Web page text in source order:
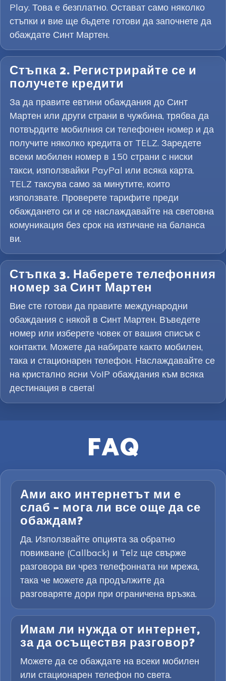
Play. Това е безплатно. Остават само няколко
стъпки и вие ще бъдете готови да започнете да
обаждате Синт Мартен.
Стъпка 2. Регистрирайте се и
получете кредити
За да правите евтини обаждания до Синт
Мартен или други страни в чужбина, трябва да
потвърдите мобилния си телефонен номер и да
получите няколко кредита от TELZ. Заредете
всеки мобилен номер в 150 страни с ниски
такси, използвайки PayPal или всяка карта.
TELZ таксува само за минутите, които
използвате. Проверете тарифите преди
обаждането си и се наслаждавайте на световна
комуникация без срок на изтичане на баланса
ви.
Стъпка 3. Наберете телефонния
номер за Синт Мартен
Вие сте готови да правите международни
обаждания с някой в Синт Мартен. Въведете
номер или изберете човек от вашия списък с
контакти. Можете да набирате както мобилен,
така и стационарен телефон. Наслаждавайте се
на кристално ясни VoIP обаждания към всяка
дестинация в света!
FAQ
Ами ако интернетът ми е
слаб – мога ли все още да се
обаждам?
Да. Използвайте опцията за обратно
повикване (Callback) и Telz ще свърже
разговора ви чрез телефонната ни мрежа,
така че можете да продължите да
разговаряте дори при ограничена връзка.
Имам ли нужда от интернет,
за да осъществя разговор?
Можете да се обаждате на всеки мобилен
или стационарен телефон по света.